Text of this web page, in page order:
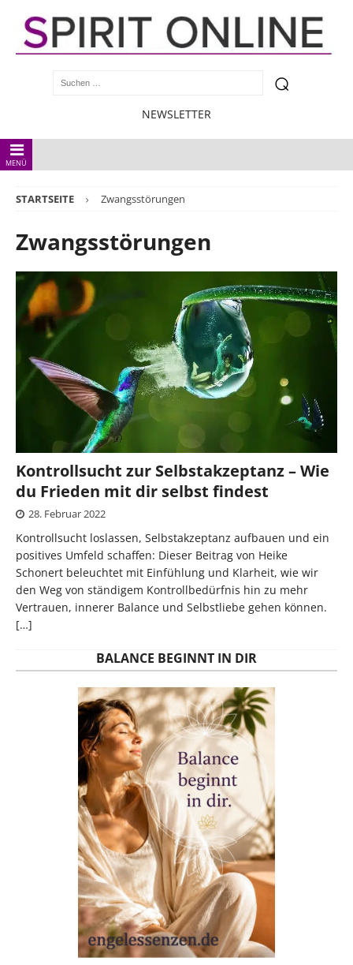
NEWSLETTER
MENÜ
STARTSEITE Zwangsstörungen
Zwangsstörungen
Kontrollsucht zur Selbstakzeptanz – Wie
du Frieden mit dir selbst findest
28. Februar 2022
Kontrollsucht loslassen, Selbstakzeptanz aufbauen und ein
positives Umfeld schaffen: Dieser Beitrag von Heike
Schonert beleuchtet mit Einfühlung und Klarheit, wie wir
den Weg von ständigem Kontrollbedürfnis hin zu mehr
Vertrauen, innerer Balance und Selbstliebe gehen können.
[…]
BALANCE BEGINNT IN DIR